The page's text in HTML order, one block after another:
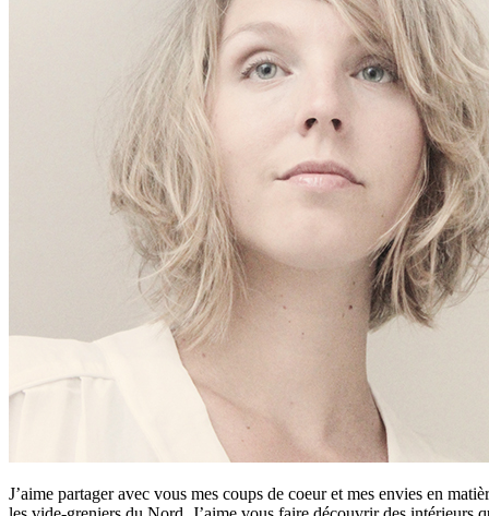
J’aime partager avec vous mes coups de coeur et mes envies en